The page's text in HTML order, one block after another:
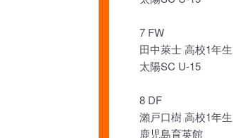
7 FW
田中萊士 高校1年生
太陽SC U-15
8 DF
瀨戸口樹 高校1年生
鹿児島育英館